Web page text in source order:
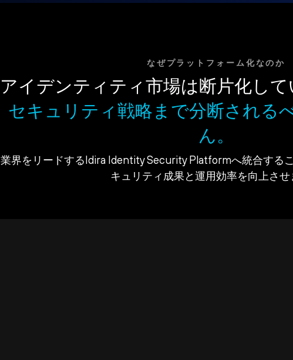
なぜプラットフォーム化なのか
アイデンティティ市場は断片化して
セキュリティ戦略まで分断される
ん。
業界をリードするIdira Identity Security Platformへ統合する
キュリティ成果と運用効率を向上させ